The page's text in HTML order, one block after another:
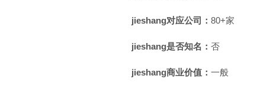
jieshang对应公司： 80+家
jieshang是否知名： 否
jieshang商业价值： 一般